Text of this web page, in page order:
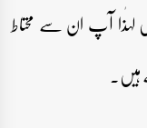
آپ ان سے محتاط
ہیں۔